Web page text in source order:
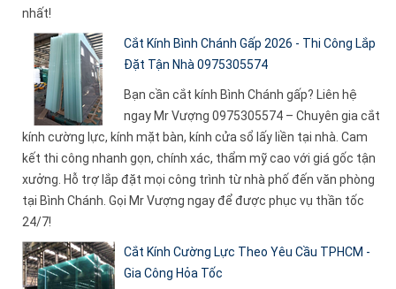
nhất!
Cắt Kính Bình Chánh Gấp 2026 - Thi Công Lắp
Đặt Tận Nhà 0975305574
Bạn cần cắt kính Bình Chánh gấp? Liên hệ
ngay Mr Vượng 0975305574 – Chuyên gia cắt
kính cường lực, kính mặt bàn, kính cửa sổ lấy liền tại nhà. Cam
kết thi công nhanh gọn, chính xác, thẩm mỹ cao với giá gốc tận
xưởng. Hỗ trợ lắp đặt mọi công trình từ nhà phố đến văn phòng
tại Bình Chánh. Gọi Mr Vượng ngay để được phục vụ thần tốc
24/7!
Cắt Kính Cường Lực Theo Yêu Cầu TPHCM -
Gia Công Hỏa Tốc